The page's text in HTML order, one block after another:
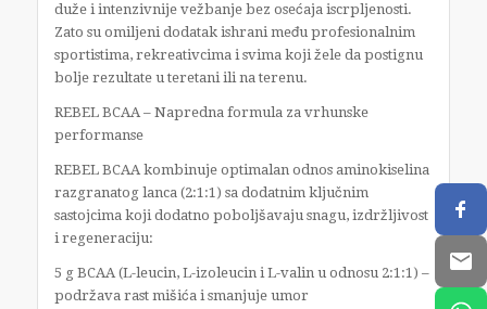
duže i intenzivnije vežbanje bez osećaja iscrpljenosti.
Zato su omiljeni dodatak ishrani među profesionalnim
sportistima, rekreativcima i svima koji žele da postignu
bolje rezultate u teretani ili na terenu.
REBEL BCAA – Napredna formula za vrhunske
performanse
REBEL BCAA kombinuje optimalan odnos aminokiselina
razgranatog lanca (2:1:1) sa dodatnim ključnim
sastojcima koji dodatno poboljšavaju snagu, izdržljivost
i regeneraciju:
5 g BCAA (L-leucin, L-izoleucin i L-valin u odnosu 2:1:1) –
podržava rast mišića i smanjuje umor